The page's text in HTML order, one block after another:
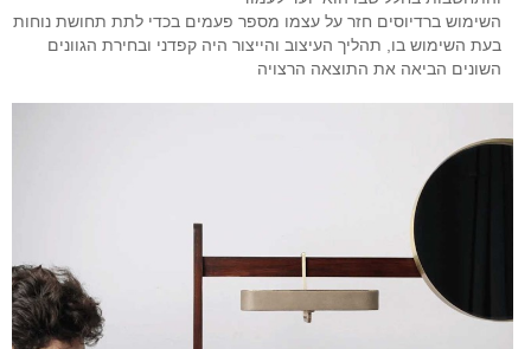
השימוש ברדיוסים חזר על עצמו מספר פעמים בכדי לתת תחושת נוחות
בעת השימוש בו, תהליך העיצוב והייצור היה קפדני ובחירת הגוונים
השונים הביאה את התוצאה הרצויה